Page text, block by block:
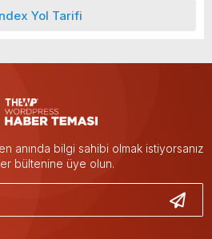
Yol Tarifi
anında bilgi sahibi olmak istiyorsanız
bültenine üye olun.